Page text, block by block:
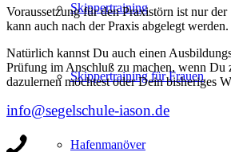
Skippertraining
Skippertraining für Frauen
Hafenmanöver
Voraussetzung für den Praxistörn ist nur
kann auch nach der Praxis abgelegt werden.
Natürlich kannst Du auch einen
Prüfung im Anschluß zu machen, wenn Du
dazulernen möchtest oder Dein bisheriges
info@segelschule-iason.de